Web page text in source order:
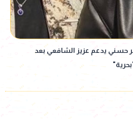
حسني يدعم عزيز الشافعي بعد